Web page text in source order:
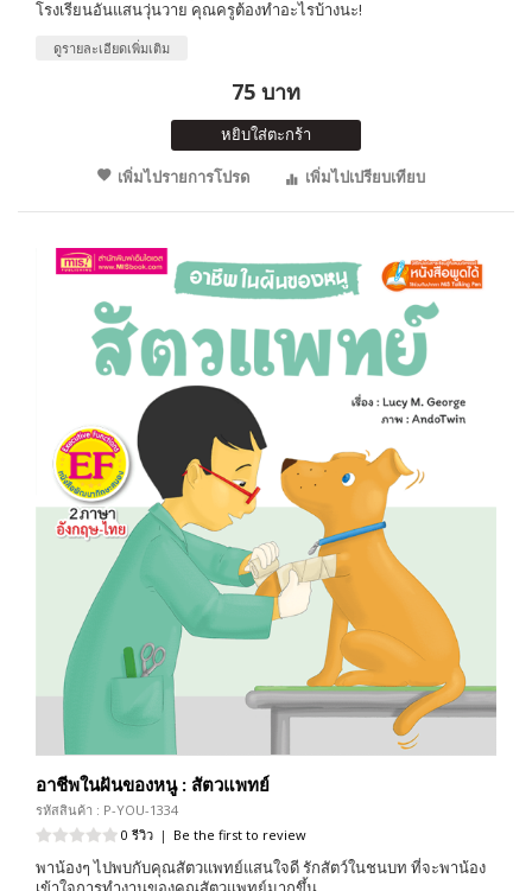
โรงเรียนอันแสนวุ่นวาย คุณครูต้องทำอะไรบ้างนะ!
ดูรายละเอียดเพิ่มเติม
75 บาท
หยิบใส่ตะกร้า
เพิ่มไปรายการโปรด
เพิ่มไปเปรียบเทียบ
อาชีพในฝันของหนู : สัตวแพทย์
รหัสสินค้า : P-YOU-1334
0 รีวิว | Be the first to review
พาน้องๆ ไปพบกับคุณสัตวแพทย์แสนใจดี รักสัตว์ในชนบท ที่จะพาน้อง